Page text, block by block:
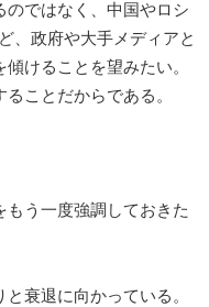
のではなく、中国やロシ
、政府や大手メディアと
けることを望みたい。
ことだからである。
う一度強調しておきた
衰退に向かっている。